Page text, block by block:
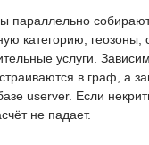
параллельно
категорию,
услуги.
в граф, а
userver. Если
не падает.